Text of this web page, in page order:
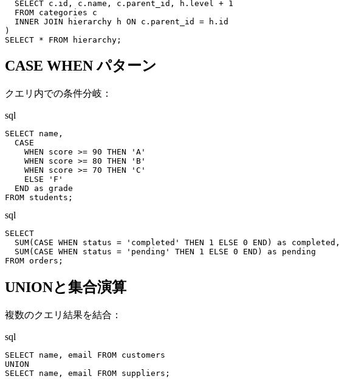
  SELECT c.id, c.name, c.parent_id, h.level + 1
  FROM categories c
  INNER JOIN hierarchy h ON c.parent_id = h.id
)
SELECT * FROM hierarchy;
CASE WHEN パターン
クエリ内での条件分岐：
sql
SELECT name,
  CASE
    WHEN score >= 90 THEN 'A'
    WHEN score >= 80 THEN 'B'
    WHEN score >= 70 THEN 'C'
    ELSE 'F'
  END as grade
FROM students;
sql
SELECT
  SUM(CASE WHEN status = 'completed' THEN 1 ELSE 0 END) as completed,
  SUM(CASE WHEN status = 'pending' THEN 1 ELSE 0 END) as pending
FROM orders;
UNIONと集合演算
複数のクエリ結果を結合：
sql
SELECT name, email FROM customers
UNION
SELECT name, email FROM suppliers;